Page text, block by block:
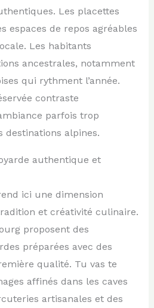
Les placettes
espaces de repos agréables
Les habitants
ancestrales, notamment
qui rythment l’année.
contraste
parfois trop
destinations alpines.
authentique et
ici une dimension
et créativité culinaire.
proposent des
préparées avec des
qualité. Tu vas te
affinés dans les caves
artisanales et des